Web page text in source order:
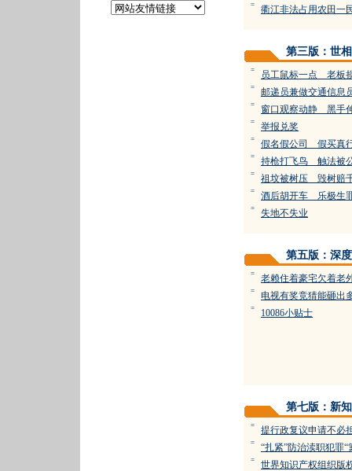
= 衢江非法占用农田一
第三版：世相
= 员工鼠标一点 老板
= 邮递员兼做交通信息
= 窗口观察动静 黑手
= 举报兑奖
= 假名假公司 假买真
= 持枪打飞鸟 触法被
= 祖坟被树压 毁树赔
= 酒后胡开车 乐极生
= 失地不失业
第五版：深度
= 老赖住着豪宅欠着老
= 电视有奖竞猜能砸出
= 10086小贴士
第七版：新知
= 提行政复议申请不必
= “扎紧”防治渎职犯罪“
= 世界知识产权组织版